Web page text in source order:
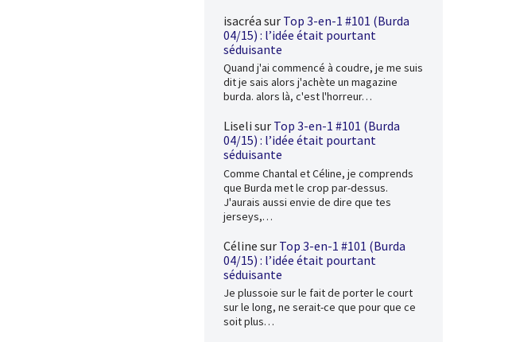
isacréa sur Top 3-en-1 #101 (Burda
04/15) : l’idée était pourtant
séduisante
Quand j'ai commencé à coudre, je me suis
dit je sais alors j'achète un magazine
burda. alors là, c'est l'horreur…
Liseli sur Top 3-en-1 #101 (Burda
04/15) : l’idée était pourtant
séduisante
Comme Chantal et Céline, je comprends
que Burda met le crop par-dessus.
J'aurais aussi envie de dire que tes
jerseys,…
Céline sur Top 3-en-1 #101 (Burda
04/15) : l’idée était pourtant
séduisante
Je plussoie sur le fait de porter le court
sur le long, ne serait-ce que pour que ce
soit plus…